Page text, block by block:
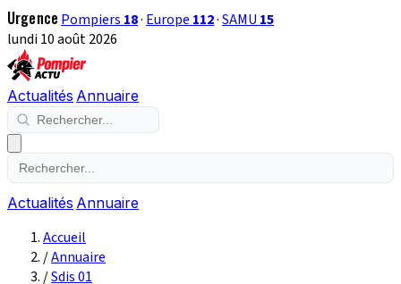
Urgence Pompiers 18· Europe 112·SAMU 15
lundi 10 août 2026
Actualités Annuaire
Actualités Annuaire
Accueil
/Annuaire
/Sdis 01